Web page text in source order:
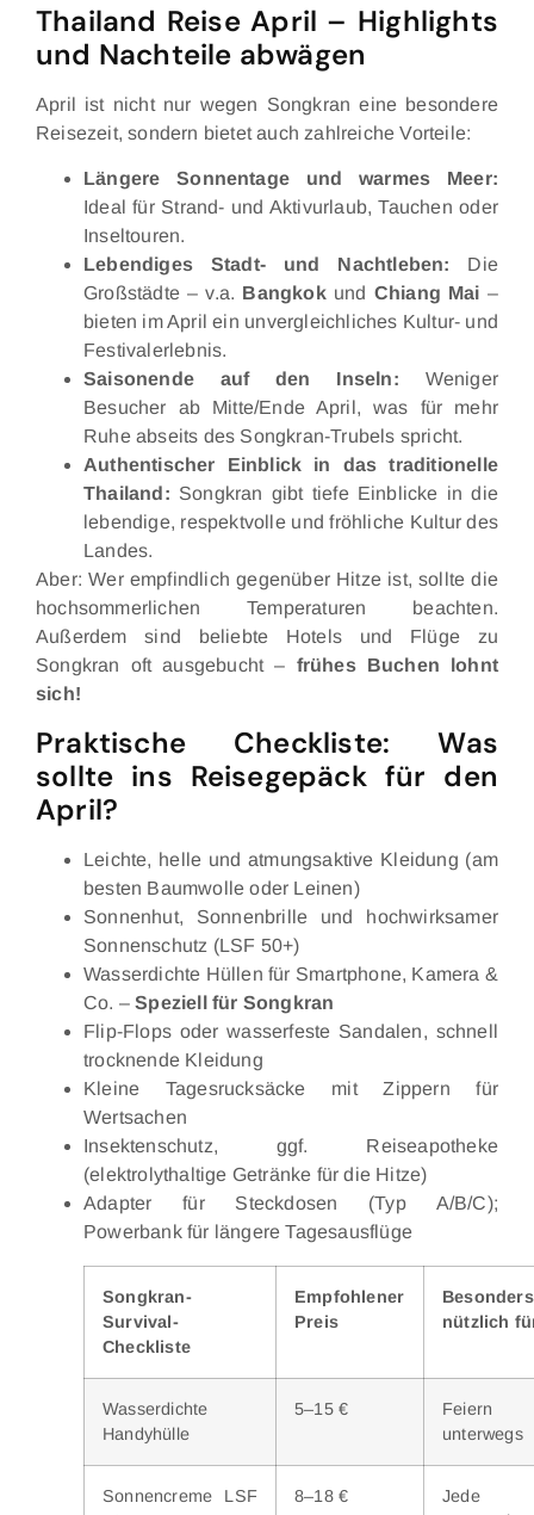
Thailand Reise April – Highlights
und Nachteile abwägen
April ist nicht nur wegen Songkran eine besondere
Reisezeit, sondern bietet auch zahlreiche Vorteile:
Längere Sonnentage und warmes Meer:
Ideal für Strand- und Aktivurlaub, Tauchen oder
Inseltouren.
Lebendiges Stadt- und Nachtleben: Die
Großstädte – v.a. Bangkokund Chiang Mai –
bieten im April ein unvergleichliches Kultur- und
Festivalerlebnis.
Saisonende auf den Inseln: Weniger
Besucher ab Mitte/Ende April, was für mehr
Ruhe abseits des Songkran-Trubels spricht.
Authentischer Einblick in das traditionelle
Thailand: Songkran gibt tiefe Einblicke in die
lebendige, respektvolle und fröhliche Kultur des
Landes.
Aber: Wer empfindlich gegenüber Hitze ist, sollte die
hochsommerlichen Temperaturen beachten.
Außerdem sind beliebte Hotels und Flüge zu
Songkran oft ausgebucht – frühes Buchen lohnt
sich!
Praktische Checkliste: Was
sollte ins Reisegepäck für den
April?
Leichte, helle und atmungsaktive Kleidung (am
besten Baumwolle oder Leinen)
Sonnenhut, Sonnenbrille und hochwirksamer
Sonnenschutz (LSF 50+)
Wasserdichte Hüllen für Smartphone, Kamera &
Co. –Speziell für Songkran
Flip-Flops oder wasserfeste Sandalen, schnell
trocknende Kleidung
Kleine Tagesrucksäcke mit Zippern für
Wertsachen
Insektenschutz, ggf. Reiseapotheke
(elektrolythaltige Getränke für die Hitze)
Adapter für Steckdosen (Typ A/B/C);
Powerbank für längere Tagesausflüge
Songkran-
Survival-
Checkliste
Empfohlener
Preis
Besonders
nützlich
Wasserdichte
Handyhülle
5–15 €
Feiern
unterwegs
Sonnencreme LSF
8–18 €
Jede